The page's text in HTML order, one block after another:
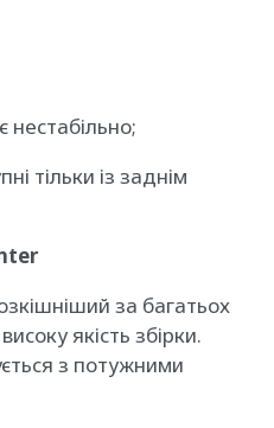
тільки із заднім
за багатьох
якість збірки.
з потужними